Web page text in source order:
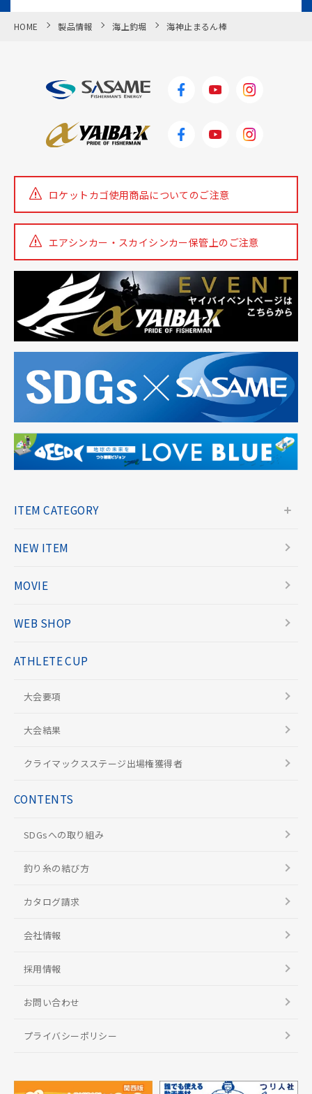
す。
HOME 製品情報 海上釣堀 海神止まるん棒
ロケットカゴ使用商品についてのご注意
エアシンカー・スカイシンカー保管上のご注意
ITEM CATEGORY
NEW ITEM
MOVIE
WEB SHOP
ATHLETE CUP
大会要項
大会結果
クライマックスステージ出場権獲得者
CONTENTS
SDGsへの取り組み
釣り糸の結び方
カタログ請求
会社情報
採用情報
お問い合わせ
プライバシーポリシー